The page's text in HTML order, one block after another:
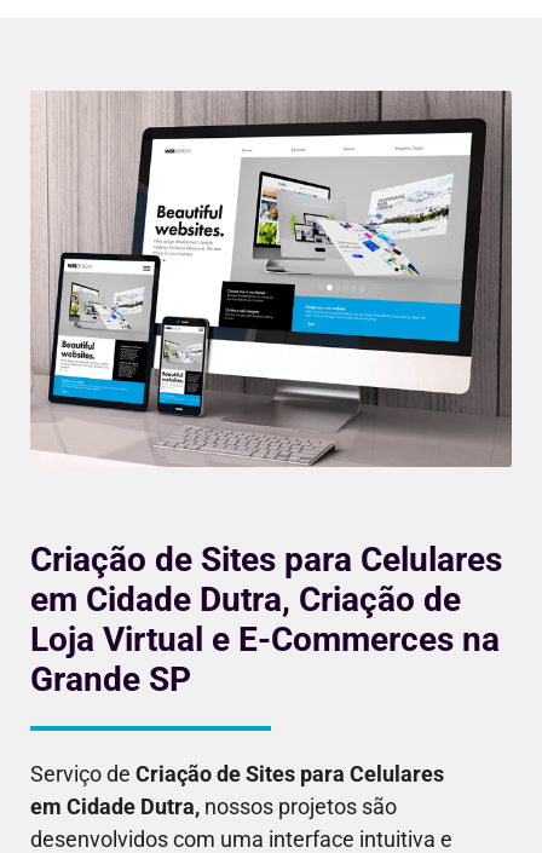
Criação de Sites para Celulares
em Cidade Dutra, Criação de
Loja Virtual e E-Commerces na
Grande SP
Serviço de Criação de Sites para Celulares
em Cidade Dutra, nossos projetos são
desenvolvidos com uma interface intuitiva e